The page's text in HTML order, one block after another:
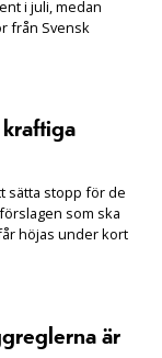
i juli, medan
från Svensk
sätta stopp för de
som ska
höjas under kort
är